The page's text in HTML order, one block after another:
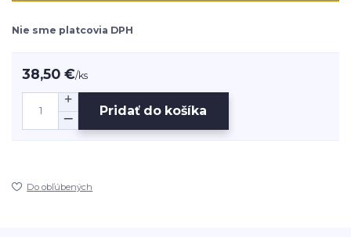
Nie sme platcovia DPH
38,50 €/ks
Pridať do košíka
Do obľúbených